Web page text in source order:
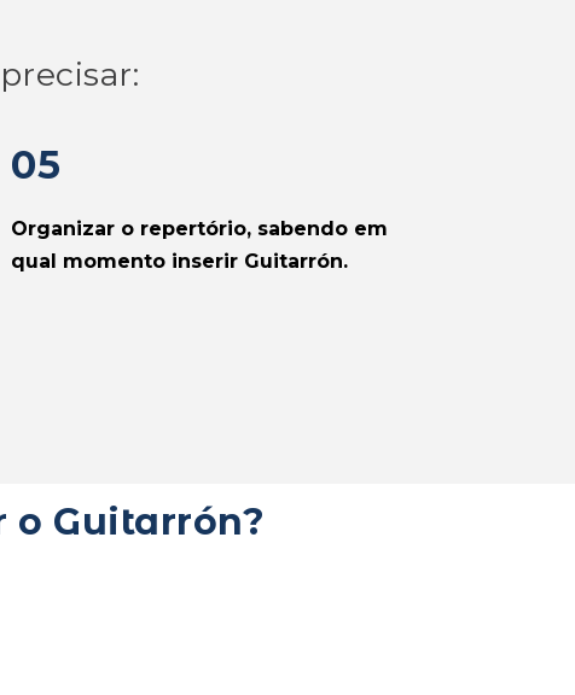
05
Organizar o repertório, sabendo em
qual momento inserir Guitarrón.
o Guitarrón?